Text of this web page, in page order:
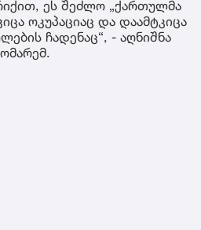
ეს შეძლო „ქართულმა
ოკუპაციაც და დაამტკიცა
ჩადენაც“, - აღნიშნა